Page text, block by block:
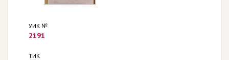
УИК №
2191
ТИК